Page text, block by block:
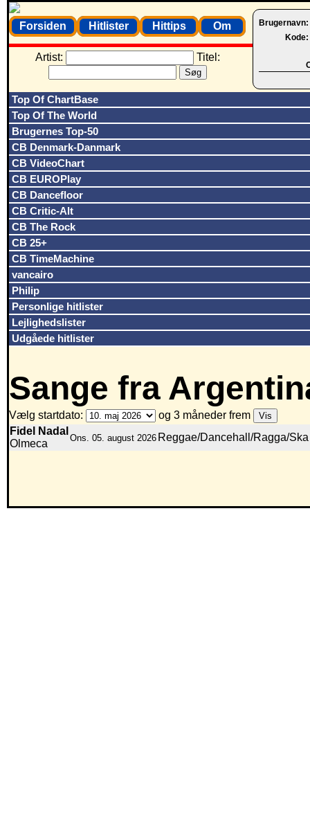
Brugernavn:
Kode:
Forsiden Hitlister Hittips Om
Artist: Titel:
Top Of ChartBase
Top Of The World
Brugernes Top-50
CB Denmark-Danmark
CB VideoChart
CB EUROPlay
CB Dancefloor
CB Critic-Alt
CB The Rock
CB 25+
CB TimeMachine
vancairo
Philip
Personlige hitlister
Lejlighedslister
Udgåede hitlister
Sange fra
Vælg startdato:
og 3 måneder frem
Fidel Nadal
Olmeca
Ons. 05. august 2026 Reggae/Dancehall/Ragga/Ska